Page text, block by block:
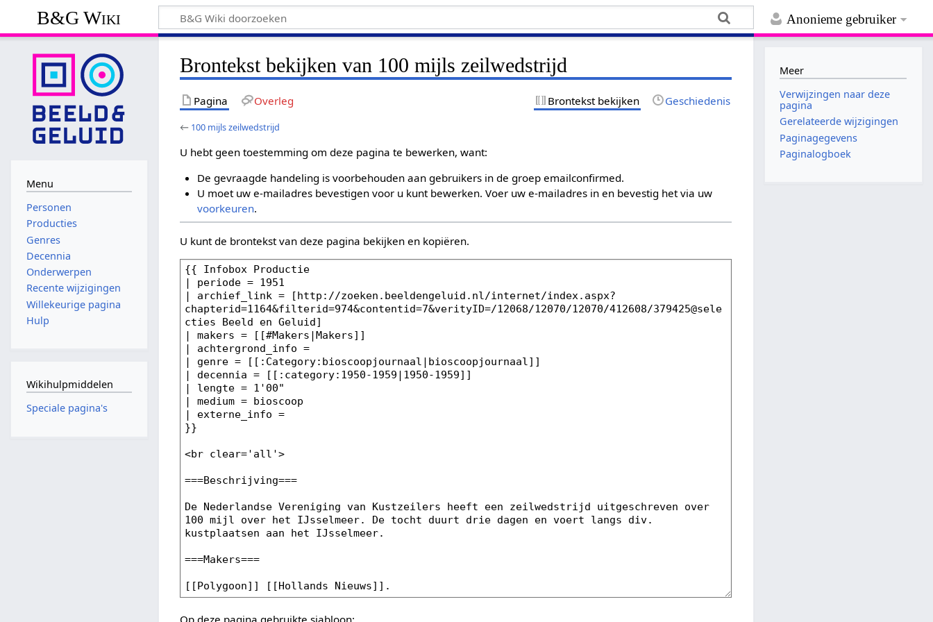
Anonieme gebruiker
B&G Wiki
Brontekst bekijken van 100 mijls zeilwedstrijd
Pagina Overleg Brontekst bekijken Geschiedenis
← 100 mijls zeilwedstrijd
U hebt geen toestemming om deze pagina te bewerken, want:
De gevraagde handeling is voorbehouden aan gebruikers in de groep emailconfirmed.
U moet uw e-mailadres bevestigen voor u kunt bewerken. Voer uw e-mailadres in en bevestig het via uw
voorkeuren.
U kunt de brontekst van deze pagina bekijken en kopiëren.
Op deze pagina gebruikte sjabloon:
Menu
Personen
Producties
Genres
Decennia
Onderwerpen
Recente wijzigingen
Willekeurige pagina
Hulp
Wikihulpmiddelen
Speciale pagina's
Meer
Verwijzingen naar deze
pagina
Gerelateerde wijzigingen
Paginagegevens
Paginalogboek